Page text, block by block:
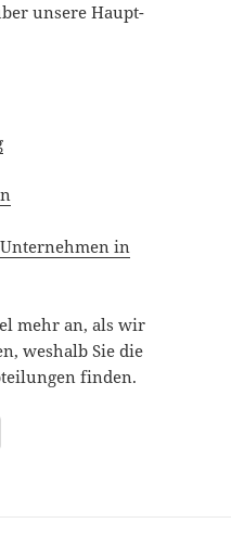
unsere Haupt-
in
mehr an, als wir
weshalb Sie die
finden.